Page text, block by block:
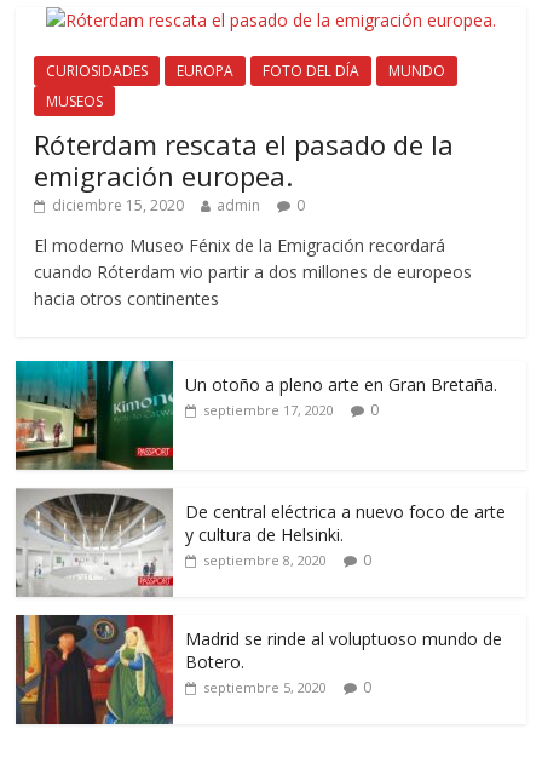
CURIOSIDADES EUROPA FOTO DEL DÍA
MUNDO
MUSEOS
Róterdam rescata el pasado de la
emigración europea.
diciembre 15, 2020 admin 0
El moderno Museo Fénix de la Emigración recordará
cuando Róterdam vio partir a dos millones de europeos
hacia otros continentes
Un otoño a pleno arte en Gran Bretaña.
septiembre 17, 2020 0
De central eléctrica a nuevo foco de arte
y cultura de Helsinki.
septiembre 8, 2020 0
Madrid se rinde al voluptuoso mundo de
Botero.
septiembre 5, 2020 0